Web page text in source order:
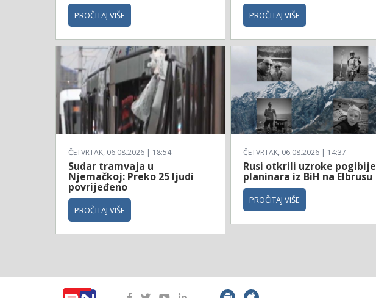
PROČITAJ VIŠE PROČITAJ VIŠE
ČETVRTAK, 06.08.2026 | 18:54
Sudar tramvaja u
Njemačkoj: Preko 25 ljudi
povrijeđeno
PROČITAJ VIŠE
ČETVRTAK, 06.08.2026 | 14:37
Rusi otkrili uzroke pogibije
planinara iz BiH na Elbrusu
PROČITAJ VIŠE